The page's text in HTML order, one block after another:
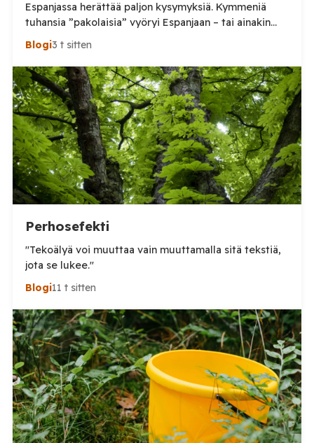
Espanjassa herättää paljon kysymyksiä. Kymmeniä
tuhansia ”pakolaisia” vyöryi Espanjaan – tai ainakin
tuhansia, kun en aivan tarkkaa tilannetta tiedä.
Viimeisin tieto, jonka näin oli perjantai-illalta
somepäivityksessä n. 60 000, eli aivan järjetön määrä.
Tämä voi olla yläkanttiin, mutta kuitenkin todella
suuri määrä. (Tosin tilanne on jo ilmeisimmin ohi,
mutta koskaan […]
Blogi3 t sitten
Perhosefekti
"Tekoälyä voi muuttaa vain muuttamalla sitä tekstiä,
jota se lukee."
Blogi11 t sitten